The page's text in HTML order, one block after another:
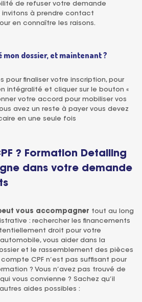
de refuser votre demande
invitons à prendre contact
en connaître les raisons.
mon dossier, et maintenant ?
pour finaliser votre inscription, pour
intégralité et cliquer sur le bouton «
votre accord pour mobiliser vos
avez un reste à payer vous devez
en une seule fois
? Formation Detailing
dans votre demande
vous accompagner tout au long
: rechercher les financements
droit pour votre
vous aider dans la
et le rassemblement des pièces
CPF n’est pas suffisant pour
? Vous n’avez pas trouvé de
vous convienne ? Sachez qu’il
aides possibles :